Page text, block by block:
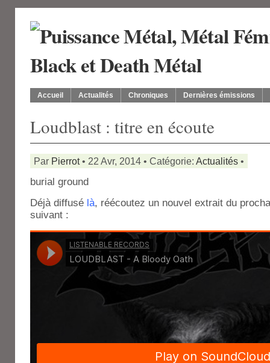
Accueil Actualités Chroniques Dernières émissions
Loudblast : titre en écoute
Par Pierrot• 22 Avr, 2014 • Catégorie: Actualités •
burial ground
Déjà diffusé là, réécoutez un nouvel extrait du
suivant :